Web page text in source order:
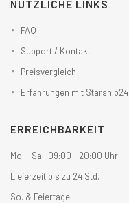
NÜTZLICHE LINKS
FAQ
Support / Kontakt
Preisvergleich
Erfahrungen mit Starship24
ERREICHBARKEIT
Mo. - Sa.: 09:00 - 20:00 Uhr
Lieferzeit bis zu 24 Std.
So. & Feiertage: